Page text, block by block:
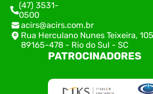
(47) 3531-
0500
acirs@acirs.com.br
Rua Herculano Nunes Teixeira,
89165-478 - Rio do Sul - SC
PATROCINADORES